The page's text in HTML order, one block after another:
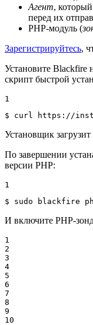
Агент,
перед их
PHP-модуль (
Зарегистрируйтесь,
Установите Blackfire
скрипт быстрой
1
$ curl https://
Установщик
По завершении
версии PHP:
1
$ sudo blackfire
И включите PHP-
1
2
3
4
5
6
7
8
9
10